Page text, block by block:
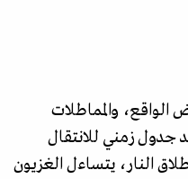
الواقع، والمماطلات
جدول زمني للانتقال
النار، يتساءل الغزيون